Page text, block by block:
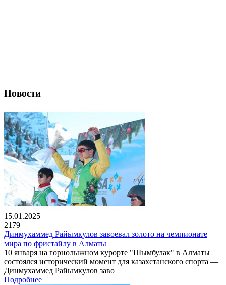
Новости
15.01.2025
2179
Динмухаммед Райымкулов завоевал золото на чемпионате
мира по фристайлу в Алматы
10 января на горнолыжном курорте "Шымбулак" в Алматы
состоялся исторический момент для казахстанского спорта —
Динмухаммед Райымкулов заво
Подробнее